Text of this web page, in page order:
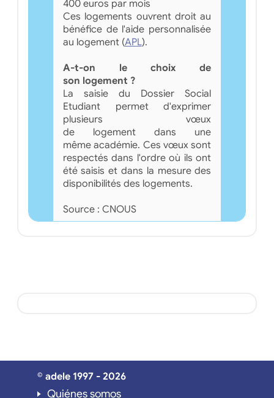
400 euros par mois
Ces logements ouvrent droit au
bénéfice de l'aide personnalisée
au logement (APL).
A-t-on le choix de
son logement ?
La saisie du Dossier Social
Etudiant permet d'exprimer
plusieurs vœux
de logement dans une
même académie. Ces vœux sont
respectés dans l'ordre où ils ont
été saisis et dans la mesure des
disponibilités des logements.
Source : CNOUS
© adele 1997 - 2026
Quiénes somos